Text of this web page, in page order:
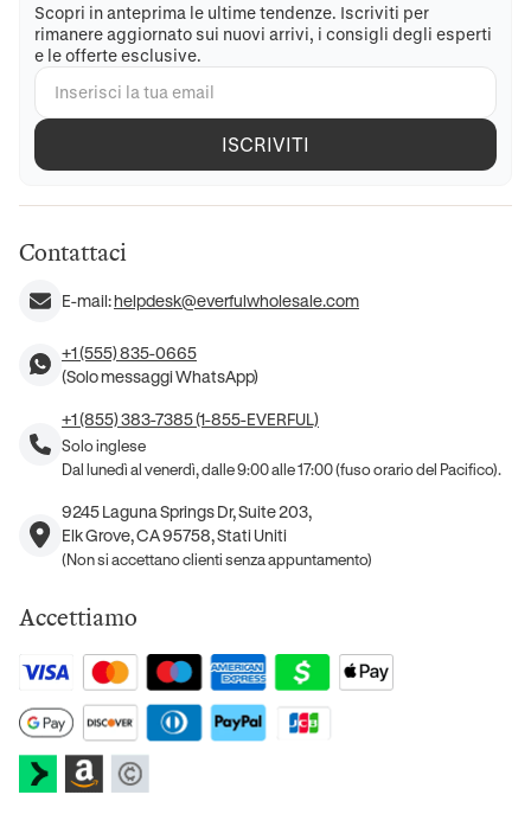
Scopri in anteprima le ultime tendenze. Iscriviti per
rimanere aggiornato sui nuovi arrivi, i consigli degli esperti
e le offerte esclusive.
ISCRIVITI
Contattaci
E-mail:helpdesk@everfulwholesale.com
+1 (555) 835-0665
(Solo messaggi WhatsApp)
+1 (855) 383-7385 (1-855-EVERFUL)
Solo inglese
Dal lunedì al venerdì, dalle 9:00 alle 17:00 (fuso orario del Pacifico).
9245 Laguna Springs Dr, Suite 203,
Elk Grove, CA 95758, Stati Uniti
(Non si accettano clienti senza appuntamento)
Accettiamo